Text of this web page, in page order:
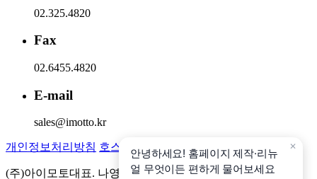
02.325.4820
Fax
02.6455.4820
E-mail
sales@imotto.kr
개인정보처리방침 호스팅 이용약관 이메일무단수집거부
(주)아이모토대표. 나영훈 사업자등록번호. 105-87-99978